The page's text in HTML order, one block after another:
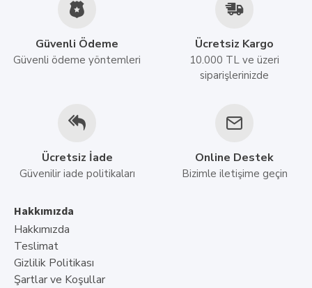
Portlar
1x USB 2.0
Portlar
1 x HDMI
Garanti Süresi
36 Ay
Güvenli Ödeme
Güvenli ödeme yöntemleri
Ücretsiz Kargo
10.000 TL ve üzeri
siparişlerinizde
Ücretsiz İade
Güvenilir iade politikaları
Online Destek
Bizimle iletişime geçin
Hakkımızda
Hakkımızda
Teslimat
Gizlilik Politikası
Şartlar ve Koşullar